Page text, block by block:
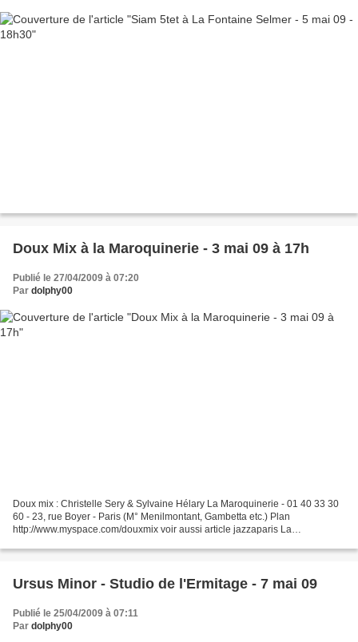
Doux Mix à la Maroquinerie - 3 mai 09 à 17h
Publié le 27/04/2009 à 07:20
Par dolphy00
Doux mix : Christelle Sery & Sylvaine Hélary La Maroquinerie - 01 40 33 30
60 - 23, rue Boyer - Paris (M° Menilmontant, Gambetta etc.) Plan
http://www.myspace.com/douxmix voir aussi article jazzaparis La
Ursus Minor - Studio de l'Ermitage - 7 mai 09
Publié le 25/04/2009 à 07:11
Par dolphy00